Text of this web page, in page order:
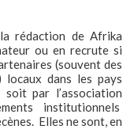
rédaction de Afrika
ou en recrute si
(souvent des
dans les pays
par l’association
institutionnels
Elles ne sont, en